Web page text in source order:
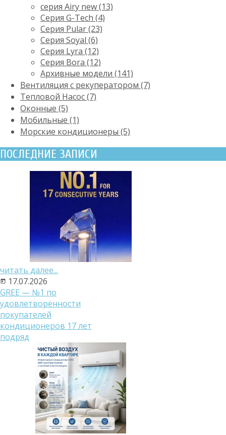
серия Airy new (13)
Серия G-Tech (4)
Серия Pular (23)
Cерия Soyal (6)
Серия Lyra (12)
Серия Bora (12)
Архивные модели (141)
Вентиляция с рекуператором (7)
Тепловой Насос (7)
Оконные (5)
Мобильные (1)
Морские кондиционеры (5)
ПОСЛЕДНИЕ ЗАПИСИ
читать далее...
17.07.2026
GREE — №1 по
удовлетворённости
покупателей
кондиционеров 17 лет
подряд